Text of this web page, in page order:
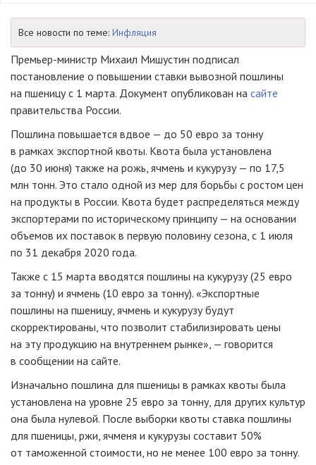
Все новости по теме: Инфляция
Премьер-министр Михаил Мишустин подписал
постановление о повышении ставки вывозной пошлины
на пшеницу с 1 марта. Документ опубликован на сайте
правительства России.
Пошлина повышается вдвое — до 50 евро за тонну
в рамках экспортной квоты. Квота была установлена
(до 30 июня) также на рожь, ячмень и кукурузу — по 17,5
млн тонн. Это стало одной из мер для борьбы с ростом цен
на продукты в России. Квота будет распределяться между
экспортерами по историческому принципу — на основании
объемов их поставок в первую половину сезона, с 1 июля
по 31 декабря 2020 года.
Также с 15 марта вводятся пошлины на кукурузу (25 евро
за тонну) и ячмень (10 евро за тонну). «Экспортные
пошлины на пшеницу, ячмень и кукурузу будут
скорректированы, что позволит стабилизировать цены
на эту продукцию на внутреннем рынке», — говорится
в сообщении на сайте.
Изначально пошлина для пшеницы в рамках квоты была
установлена на уровне 25 евро за тонну, для других культур
она была нулевой. После выборки квоты ставка пошлины
для пшеницы, ржи, ячменя и кукурузы составит 50%
от таможенной стоимости, но не менее 100 евро за тонну.